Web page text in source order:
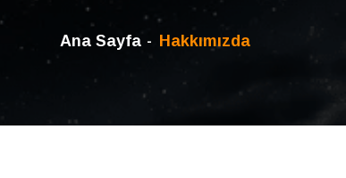
Ana Sayfa Hakkımızda